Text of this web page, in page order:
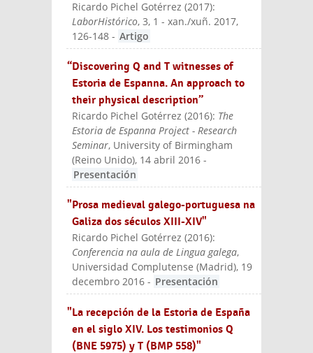
Ricardo Pichel Gotérrez (2017):
LaborHistórico, 3, 1 - xan./xuñ. 2017,
126-148 - Artigo
“Discovering Q and T witnesses of
Estoria de Espanna. An approach to
their physical description”
Ricardo Pichel Gotérrez (2016): The
Estoria de Espanna Project - Research
Seminar, University of Birmingham
(Reino Unido), 14 abril 2016 -
Presentación
"Prosa medieval galego-portuguesa na
Galiza dos séculos XIII-XIV"
Ricardo Pichel Gotérrez (2016):
Conferencia na aula de Lingua galega,
Universidad Complutense (Madrid), 19
decembro 2016 - Presentación
"La recepción de la Estoria de España
en el siglo XIV. Los testimonios Q
(BNE 5975) y T (BMP 558)"